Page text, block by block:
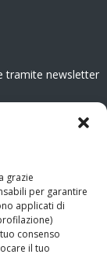
grazie
per garantire
applicati di
consenso
il tuo
tramite newsletter
Tribunale di